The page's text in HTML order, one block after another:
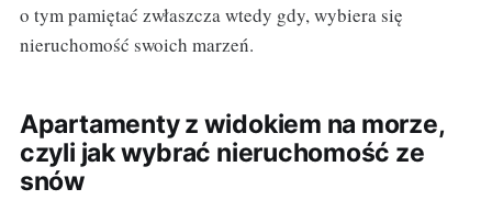
o tym pamiętać zwłaszcza wtedy gdy, wybiera się
nieruchomość swoich marzeń.
Apartamenty z widokiem na morze,
czyli jak wybrać nieruchomość ze
snów